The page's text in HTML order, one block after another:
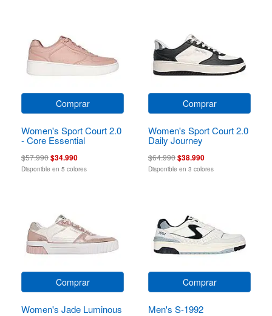
Comprar
Women's Sport Court 2.0
- Core Essential
$57.990$34.990
Disponible en 5 colores
Comprar
Women's Sport Court 2.0
Daily Journey
$64.990$38.990
Disponible en 3 colores
Comprar
Women's Jade Luminous
Comprar
Men's S-1992